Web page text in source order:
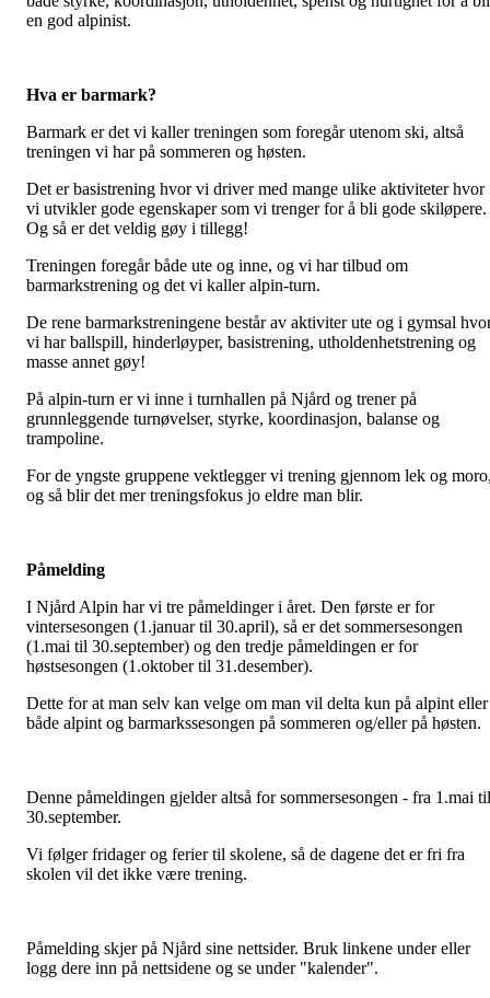
en god alpinist.
Hva er barmark?
Barmark er det vi kaller treningen som foregår utenom ski, altså
treningen vi har på sommeren og høsten.
Det er basistrening hvor vi driver med mange ulike aktiviteter hvor
vi utvikler gode egenskaper som vi trenger for å bli gode skiløpere.
Og så er det veldig gøy i tillegg!
Treningen foregår både ute og inne, og vi har tilbud om
barmarkstrening og det vi kaller alpin-turn.
De rene barmarkstreningene består av aktiviter ute og i gymsal
vi har ballspill, hinderløyper, basistrening, utholdenhetstrening og
masse annet gøy!
På alpin-turn er vi inne i turnhallen på Njård og trener på
grunnleggende turnøvelser, styrke, koordinasjon, balanse og
trampoline.
For de yngste gruppene vektlegger vi trening gjennom lek og
og så blir det mer treningsfokus jo eldre man blir.
Påmelding
I Njård Alpin har vi tre påmeldinger i året. Den første er for
vintersesongen (1.januar til 30.april), så er det sommersesongen
(1.mai til 30.september) og den tredje påmeldingen er for
høstsesongen (1.oktober til 31.desember).
Dette for at man selv kan velge om man vil delta kun på alpint eller
både alpint og barmarkssesongen på sommeren og/eller på høsten.
Denne påmeldingen gjelder altså for sommersesongen - fra 1.mai til
30.september.
Vi følger fridager og ferier til skolene, så de dagene det er fri fra
skolen vil det ikke være trening.
Påmelding skjer på Njård sine nettsider. Bruk linkene under eller
logg dere inn på nettsidene og se under "kalender".